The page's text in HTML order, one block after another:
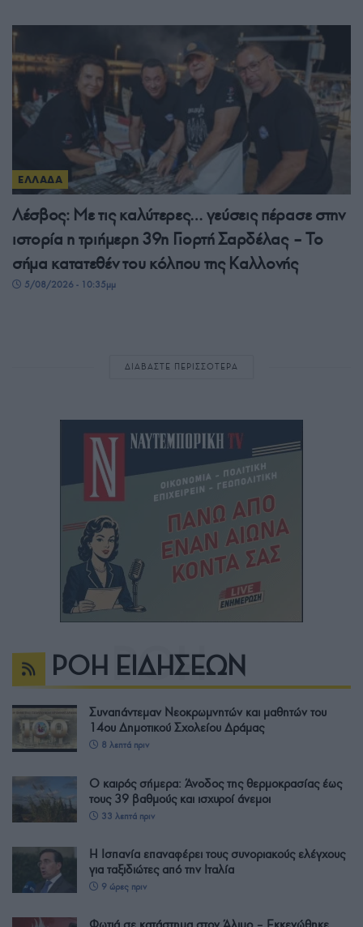
ΕΛΛΑΔΑ
Λέσβος: Με τις καλύτερες… γεύσεις πέρασε στην
ιστορία η τριήμερη 39η Γιορτή Σαρδέλας – Το
σήμα κατατεθέν του κόλπου της Καλλονής
5/08/2026 - 10:35μμ
ΔΙΑΒΑΣΤΕ ΠΕΡΙΣΣΟΤΕΡΑ
ΡΟΗ ΕΙΔΗΣΕΩΝ
Συναπάντεμαν Νεοκρωμνητών και μαθητών του
14ου Δημοτικού Σχολείου Δράμας
8 λεπτά πριν
Ο καιρός σήμερα: Άνοδος της θερμοκρασίας έως
τους 39 βαθμούς και ισχυροί άνεμοι
33 λεπτά πριν
Η Ισπανία επαναφέρει τους συνοριακούς ελέγχους
για ταξιδιώτες από την Ιταλία
9 ώρες πριν